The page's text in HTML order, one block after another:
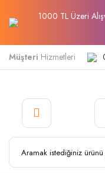
1000 TL Üzeri
Müşteri Hizmetleri